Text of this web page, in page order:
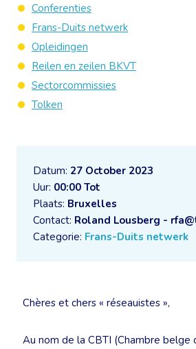
Datum: 27 October 2023
Uur: 00:00 Tot
Plaats: Bruxelles
Contact: Roland Lousberg -
Categorie: Frans-Duits netwerk
Chères et chers « réseauistes »,
Au nom de la CBTI (Chambre
Conferenties
Frans-Duits netwerk
Opleidingen
Reilen en zeilen BKVT
Sectorcommissies
Tolken